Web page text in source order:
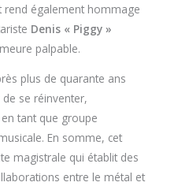
rend également hommage
Denis « Piggy »
palpable.
plus de quarante ans
de se réinventer,
tant que groupe
En somme, cet
magistrale qui établit des
entre le métal et